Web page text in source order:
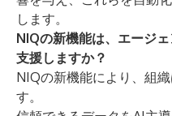
します。
NIQの新機能は、エージ
支援しますか？
NIQの新機能により、組
す。